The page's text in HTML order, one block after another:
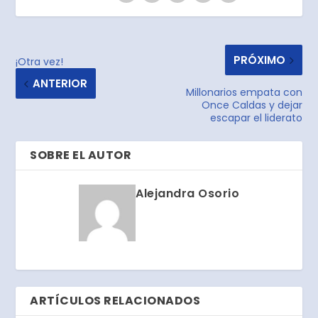
¡Otra vez!
ANTERIOR
PRÓXIMO
Millonarios empata con
Once Caldas y dejar
escapar el liderato
SOBRE EL AUTOR
Alejandra Osorio
ARTÍCULOS RELACIONADOS